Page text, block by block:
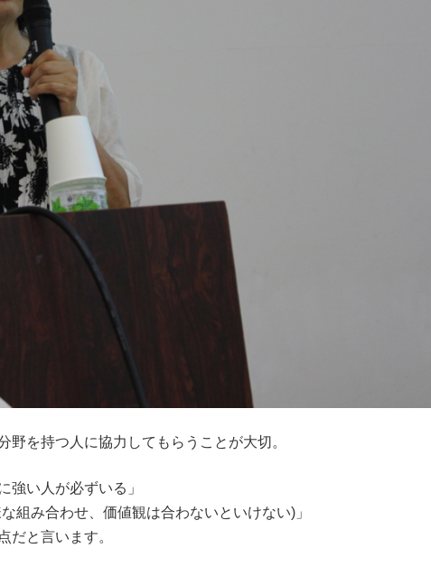
を持つ人に協力してもらうことが大切。
強い人が必ずいる」
組み合わせ、価値観は合わないといけない)」
だと言います。